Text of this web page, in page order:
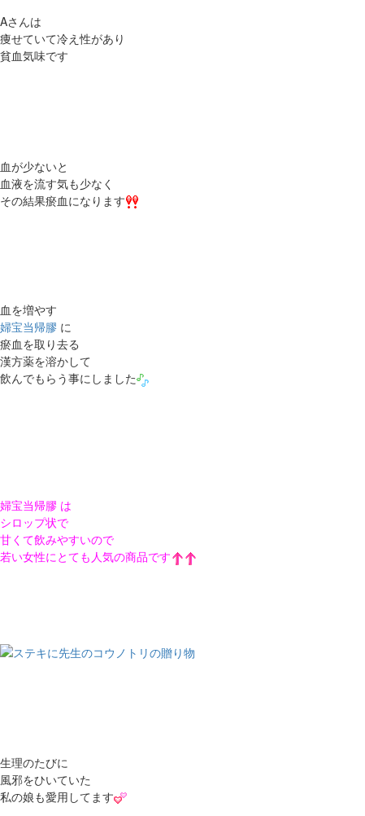
Aさんは
痩せていて冷え性があり
貧血気味です
血が少ないと
血液を流す気も少なく
その結果瘀血になります
血を増やす
婦宝当帰膠 に
瘀血を取り去る
漢方薬を溶かして
飲んでもらう事にしました
婦宝当帰膠 は
シロップ状で
甘くて飲みやすいので
若い女性にとても人気の商品です
生理のたびに
風邪をひいていた
私の娘も愛用してます